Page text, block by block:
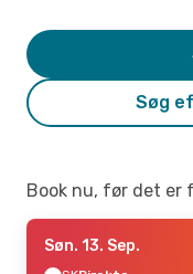
Søg
Book nu, før det er
Søn. 13. Sep.